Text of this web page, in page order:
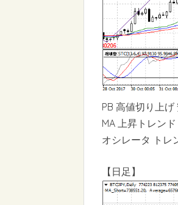
PB 高値切り上
MA 上昇トレンド
オシレータ トレ
【日足】